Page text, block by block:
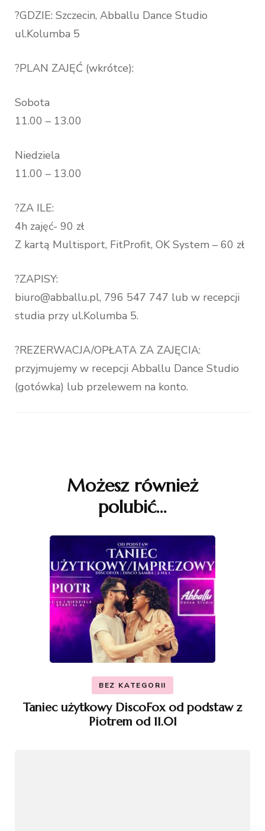
?GDZIE: Szczecin, Abballu Dance Studio
ul.Kolumba 5
?PLAN ZAJĘĆ (wkrótce):
Sobota
11.00 – 13.00
Niedziela
11.00 – 13.00
?ZA ILE:
4h zajęć- 90 zł
Z kartą Multisport, FitProfit, OK System – 60 zł
?ZAPISY:
biuro@abballu.pl, 796 547 747 lub w recepcji
studia przy ul.Kolumba 5.
?REZERWACJA/OPŁATA ZA ZAJĘCIA:
przyjmujemy w recepcji Abballu Dance Studio
(gotówka) lub przelewem na konto.
Możesz również
polubić…
BEZ KATEGORII
Taniec użytkowy DiscoFox od podstaw z
Piotrem od 11.01